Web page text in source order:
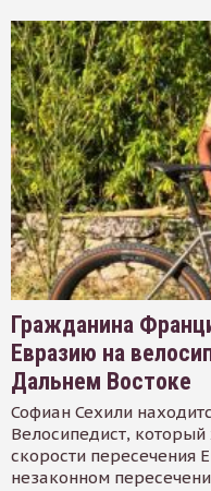
Гражданина
Евразию на
Дальнем Востоке
Софиан Сехили
Велосипедист,
скорости пересечения
незаконном